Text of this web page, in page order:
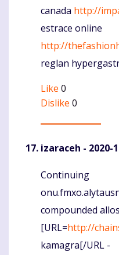
canada http://
estrace online
http://
reglan
Like 0
Dislike 0
izaraceh - 2020-
Komentaras
Continuing
compounded
[URL=http://
kamagra[/URL -